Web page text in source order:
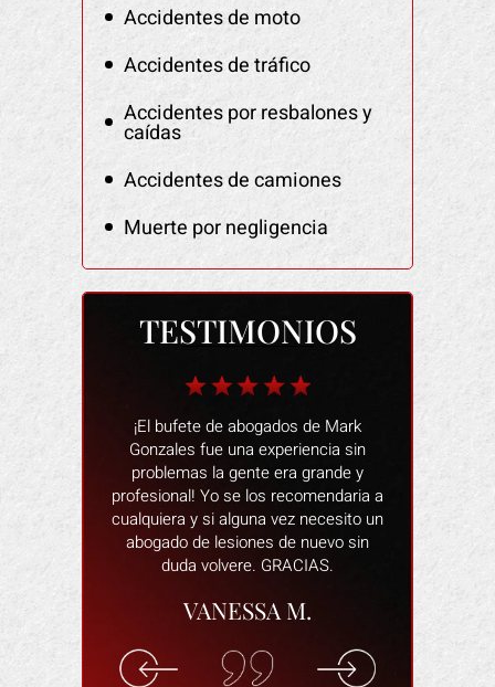
Accidentes de moto
Accidentes de tráfico
Accidentes por resbalones y
caídas
Accidentes de camiones
Muerte por negligencia
TESTIMONIOS
restaurante.
alegar que
dañado y
eso muy
el trabajo.
¡El bufete de abogados de Mark
Gonzales fue una experiencia sin
problemas la gente era grande y
profesional! Yo se los recomendaria a
cualquiera y si alguna vez necesito un
abogado de lesiones de nuevo sin
duda volvere. GRACIAS.
VANESSA M.
una mala
siempre